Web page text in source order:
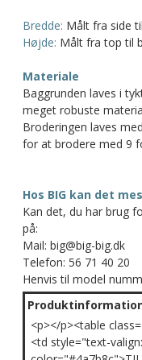
Bredde: Målt fra side
Højde: Målt fra top til
Materiale
Baggrunden laves i
meget robuste
Broderingen laves
for at brodere med 9
Hos BIG kan det
Kan det, du har brug
på:
Mail: big@big-big.dk
Telefon: 56 71 40 20
Henvis til model
<p></p><table
<td style="text-